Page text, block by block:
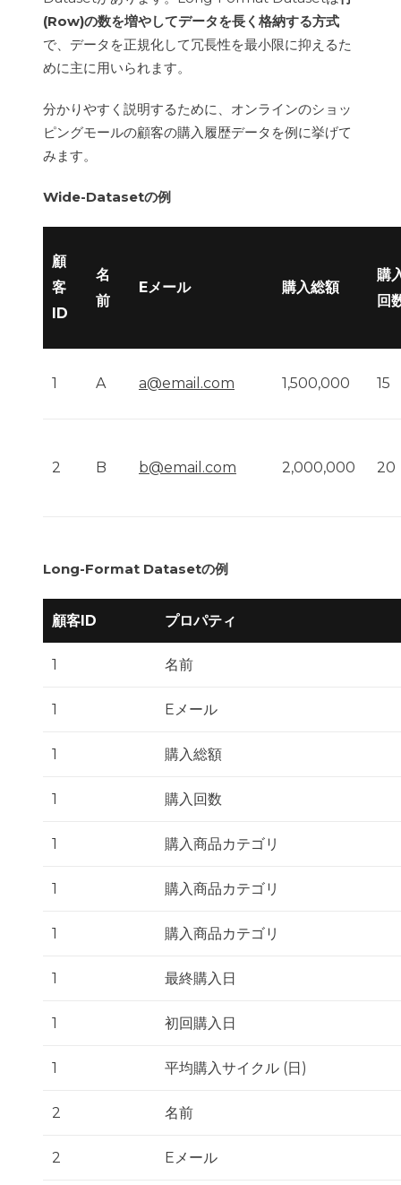
(Row)の数を増やしてデータを長く格納する方式
で、データを正規化して冗長性を最小限に抑えるた
めに主に用いられます。
分かりやすく説明するために、オンラインのショッ
ピングモールの顧客の購入履歴データを例に挙げて
みます。
Wide-Datasetの例
顧
客
ID
名
前
Eメール 購入総額
購
回
1 A a@email.com 1,500,000 15
2 B b@email.com 2,000,000 20
Long-Format Datasetの例
顧客ID プロパティ
1 名前
1 Eメール
1 購入総額
1 購入回数
1 購入商品カテゴリ
1 購入商品カテゴリ
1 購入商品カテゴリ
1 最終購入日
1 初回購入日
1 平均購入サイクル (日)
2 名前
2 Eメール